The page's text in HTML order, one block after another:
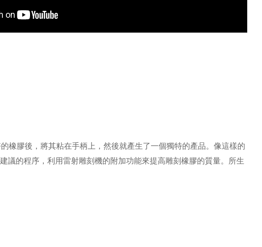
橡膠後，將其粘在手柄上，然後就產生了一個獨特的產品。像這樣的
議的程序，利用雷射雕刻機的附加功能來提高雕刻橡膠的質量。所生